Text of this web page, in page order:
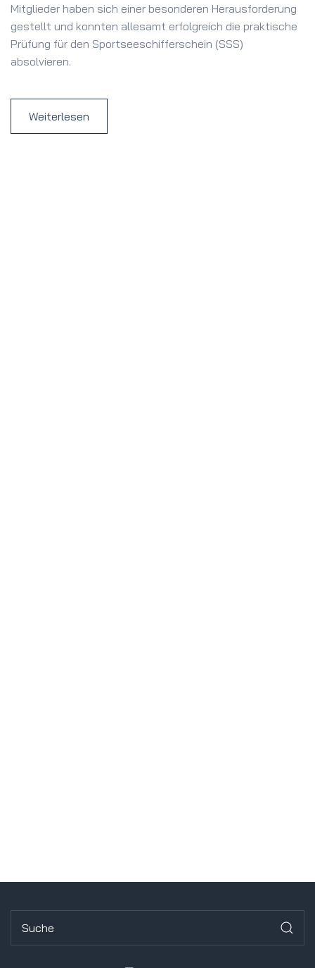
Mitglieder haben sich einer besonderen Herausforderung
gestellt und konnten allesamt erfolgreich die praktische
Prüfung für den Sportseeschifferschein (SSS)
absolvieren.
Weiterlesen